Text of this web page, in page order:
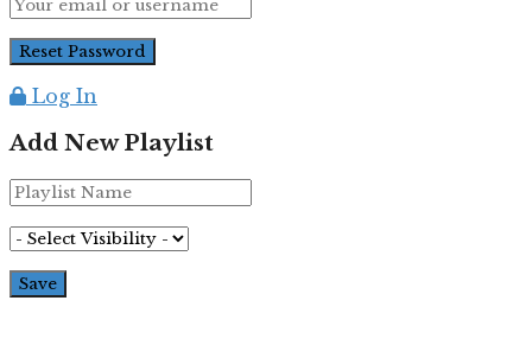
Log In
Add New Playlist